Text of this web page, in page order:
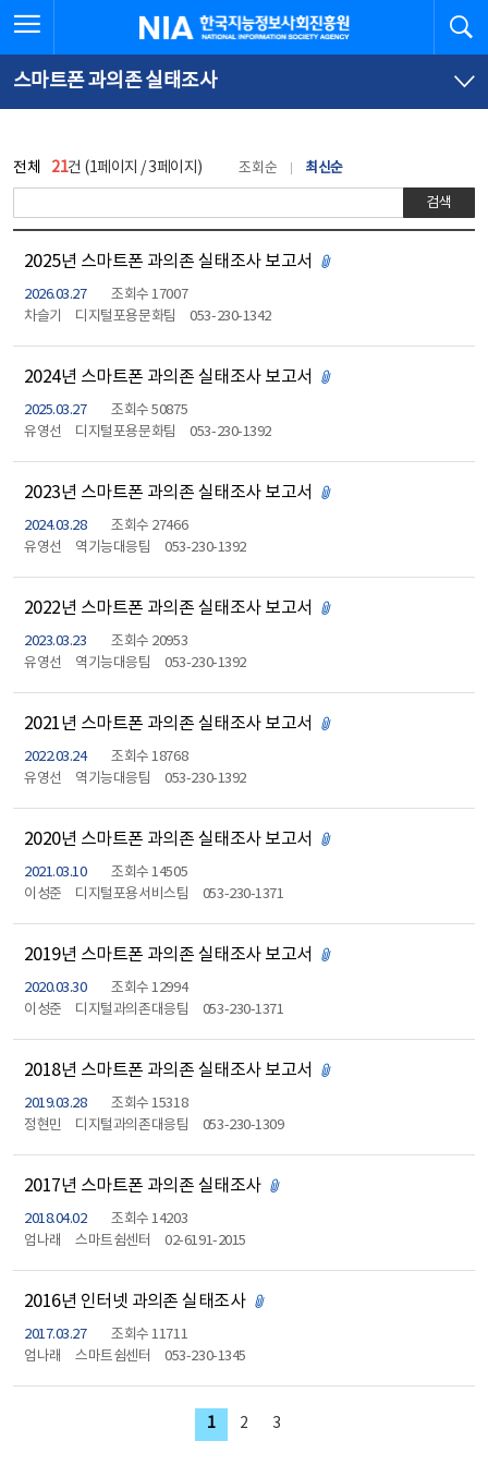
문
로
가
체
뉴
바
가
한국지능정보사회진흥원
스마트폰 과의존 실태조사
전체 21건 (1페이지 / 3페이지) 조회순 최신순
검색
2025년 스마트폰 과의존 실태조사 보고서 첨부파일 있음
2026.03.27
조회수 17007
차슬기
디지털포용문화팀 053-230-1342
2024년 스마트폰 과의존 실태조사 보고서 첨부파일 있음
2025.03.27
조회수 50875
유영선
디지털포용문화팀 053-230-1392
2023년 스마트폰 과의존 실태조사 보고서 첨부파일 있음
2024.03.28
조회수 27466
유영선
역기능대응팀 053-230-1392
2022년 스마트폰 과의존 실태조사 보고서 첨부파일 있음
2023.03.23
조회수 20953
유영선
역기능대응팀 053-230-1392
2021년 스마트폰 과의존 실태조사 보고서 첨부파일 있음
2022.03.24
조회수 18768
유영선
역기능대응팀 053-230-1392
2020년 스마트폰 과의존 실태조사 보고서 첨부파일 있음
2021.03.10
조회수 14505
이성준
디지털포용서비스팀 053-230-1371
2019년 스마트폰 과의존 실태조사 보고서 첨부파일 있음
2020.03.30
조회수 12994
이성준
디지털과의존대응팀 053-230-1371
2018년 스마트폰 과의존 실태조사 보고서 첨부파일 있음
2019.03.28
조회수 15318
정현민
디지털과의존대응팀 053-230-1309
2017년 스마트폰 과의존 실태조사 첨부파일 있음
2018.04.02
조회수 14203
엄나래
스마트쉼센터 02-6191-2015
2016년 인터넷 과의존 실태조사 첨부파일 있음
2017.03.27
조회수 11711
엄나래
스마트쉼센터 053-230-1345
1 2 3